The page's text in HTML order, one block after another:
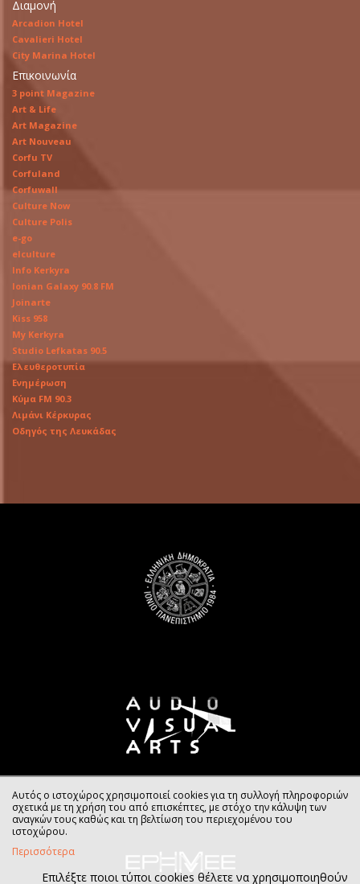
Διαμονή
Arcadion Hotel
Cavalieri Hotel
City Marina Hotel
Επικοινωνία
3 point Magazine
Art & Life
Art Magazine
Art Nouveau
Corfu TV
Corfuland
Corfuwall
Culture Now
Culture Polis
e-go
elculture
Info Kerkyra
Ionian Galaxy 90.8 FM
Joinarte
Kiss 958
My Kerkyra
Studio Lefkatas 90.5
Ελευθεροτυπία
Ενημέρωση
Κύμα FM 90.3
Λιμάνι Κέρκυρας
Οδηγός της Λευκάδας
Αυτός ο ιστοχώρος χρησιμοποιεί cookies για τη συλλογή πληροφοριών
σχετικά με τη χρήση του από επισκέπτες, με στόχο την κάλυψη των
αναγκών τους καθώς και τη βελτίωση του περιεχομένου του
ιστοχώρου.
Περισσότερα
Επιλέξτε ποιοι τύποι cookies θέλετε να χρησιμοποιηθούν